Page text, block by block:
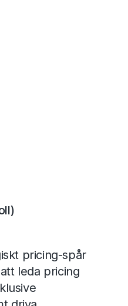
pricing-spår
leda pricing